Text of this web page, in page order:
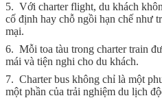
5. Với charter flight, du khách
cố định hay chỗ ngồi hạn chế như
mại.
6. Mỗi toa tàu trong charter train
mái và tiện nghi cho du khách.
7. Charter bus không chỉ là một
một phần của trải nghiệm du lịch